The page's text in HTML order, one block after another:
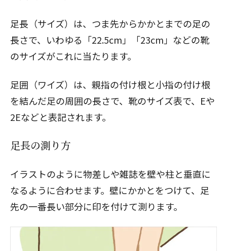
足長（サイズ）は、つま先からかかとまでの足の
長さで、いわゆる「22.5cm」「23cm」などの靴
のサイズがこれに当たります。
足囲（ワイズ）は、親指の付け根と小指の付け根
を結んだ足の周囲の長さで、靴のサイズ表で、Eや
2Eなどと表記されます。
足長の測り方
イラストのように物差しや雑誌を壁や柱と垂直に
なるように合わせます。壁にかかとをつけて、足
先の一番長い部分に印を付けて測ります。